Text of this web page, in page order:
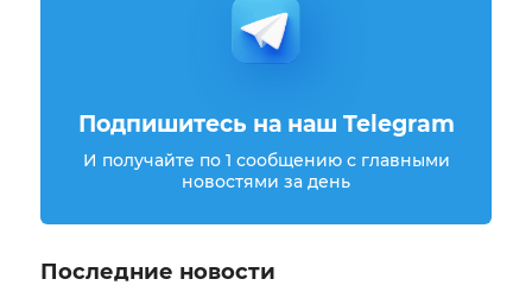
Подпишитесь на наш Telegram
И получайте по 1 сообщению с главными
новостями за день
Последние новости